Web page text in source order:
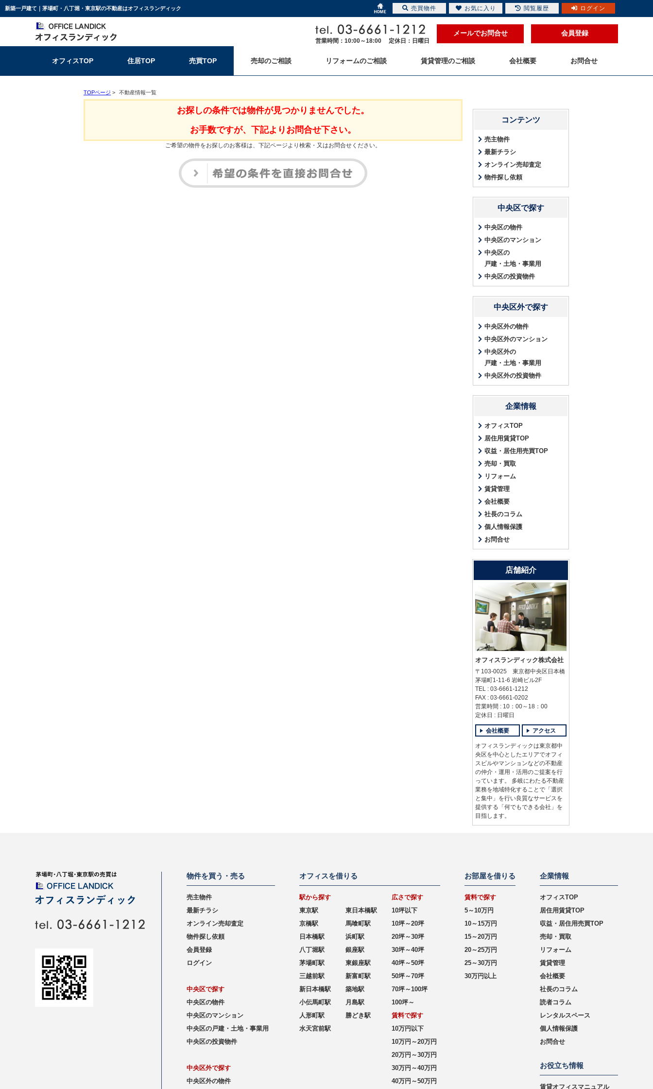
新築一戸建て｜茅場町・八丁堀・東京駅の不動産はオフィスランディック
営業時間：10:00～18:00 定休日：日曜日
メールでお問合せ 会員登録
オフィスTOP 住居TOP 売買TOP 売却のご相談 リフォームのご相談 賃貸管理のご相談 会社概要 お問合せ
TOPページ > 不動産情報一覧
お探しの条件では物件が見つかりませんでした。
お手数ですが、下記よりお問合せ下さい。
ご希望の物件をお探しのお客様は、下記ページより検索・又はお問合せください。
コンテンツ
売主物件
最新チラシ
オンライン売却査定
物件探し依頼
中央区で探す
中央区の物件
中央区のマンション
中央区の
戸建・土地・事業用
中央区の投資物件
中央区外で探す
中央区外の物件
中央区外のマンション
中央区外の
戸建・土地・事業用
中央区外の投資物件
企業情報
オフィスTOP
居住用賃貸TOP
収益・居住用売買TOP
売却・買取
リフォーム
賃貸管理
会社概要
社長のコラム
個人情報保護
お問合せ
店舗紹介
オフィスランディック株式会社
〒103-0025 東京都中央区日本橋
茅場町1-11-6 岩崎ビル2F
TEL : 03-6661-1212
FAX : 03-6661-0202
営業時間 : 10：00～18：00
定休日 : 日曜日
会社概要 アクセス
オフィスランディックは東京都中
央区を中心としたエリアでオフィ
スビルやマンションなどの不動産
の仲介・運用・活用のご提案を行
っています。 多岐にわたる不動産
業務を地域特化することで「選択
と集中」を行い良質なサービスを
提供する「何でもできる会社」を
目指します。
物件を買う・売る
売主物件
最新チラシ
オンライン売却査定
物件探し依頼
会員登録
ログイン
中央区で探す
中央区の物件
中央区のマンション
中央区の戸建・土地・事業用
中央区の投資物件
中央区外で探す
中央区外の物件
オフィスを借りる
駅から探す
東京駅
京橋駅
日本橋駅
八丁堀駅
茅場町駅
三越前駅
新日本橋駅
小伝馬町駅
人形町駅
水天宮前駅
東日本橋駅
馬喰町駅
浜町駅
銀座駅
東銀座駅
新富町駅
築地駅
月島駅
勝どき駅
広さで探す
10坪以下
10坪～20坪
20坪～30坪
30坪～40坪
40坪～50坪
50坪～70坪
70坪～100坪
100坪～
賃料で探す
10万円以下
10万円～20万円
20万円～30万円
30万円～40万円
40万円～50万円
お部屋を借りる
賃料で探す
5～10万円
10～15万円
15～20万円
20～25万円
25～30万円
30万円以上
企業情報
オフィスTOP
居住用賃貸TOP
収益・居住用売買TOP
売却・買取
リフォーム
賃貸管理
会社概要
社長のコラム
読者コラム
レンタルスペース
個人情報保護
お問合せ
お役立ち情報
賃貸オフィスマニュアル
売買物件 お気に入り 閲覧履歴 ログイン